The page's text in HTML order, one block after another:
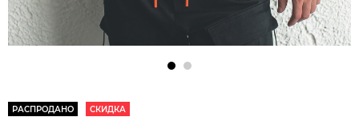
РАСПРОДАНО СКИДКА